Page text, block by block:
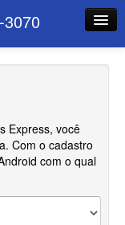
Express, você
Com o cadastro
com o qual